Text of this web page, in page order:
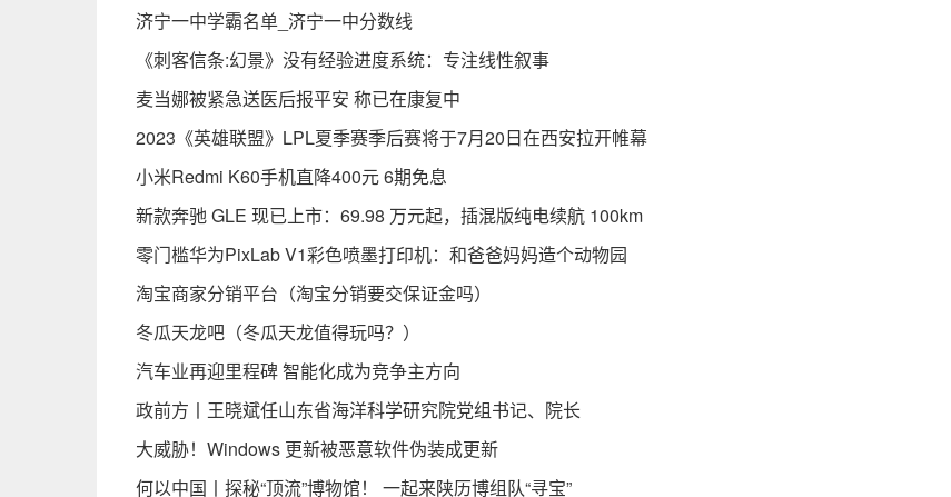
济宁一中学霸名单_济宁一中分数线
《刺客信条:幻景》没有经验进度系统：专注线性叙事
麦当娜被紧急送医后报平安 称已在康复中
2023《英雄联盟》LPL夏季赛季后赛将于7月20日在西安拉开帷幕
小米Redmi K60手机直降400元 6期免息
新款奔驰 GLE 现已上市：69.98 万元起，插混版纯电续航 100km
零门槛华为PixLab V1彩色喷墨打印机：和爸爸妈妈造个动物园
淘宝商家分销平台（淘宝分销要交保证金吗）
冬瓜天龙吧（冬瓜天龙值得玩吗？）
汽车业再迎里程碑 智能化成为竞争主方向
政前方丨王晓斌任山东省海洋科学研究院党组书记、院长
大威胁！Windows 更新被恶意软件伪装成更新
何以中国丨探秘“顶流”博物馆！ 一起来陕历博组队“寻宝”